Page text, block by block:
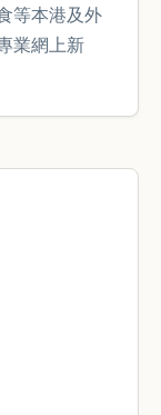
等本港及外
業網上新